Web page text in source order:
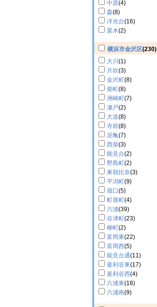
中原(4)
森(8)
洋光台(16)
栗木(2)
横浜市金沢区(230)
大川 (1)
片吹(3)
金沢町(8)
柴町(8)
洲崎町(7)
瀬戸(2)
大道(8)
寺前(8)
泥亀(7)
西柴(3)
能見台(2)
野島町(2)
東朝比奈(3)
平潟町(9)
堀口(5)
町屋町(4)
六浦(39)
谷津町(23)
柳町(2)
富岡東(22)
富岡西(5)
能見台通(11)
釜利谷東(17)
釜利谷西(4)
六浦東(18)
六浦南(9)